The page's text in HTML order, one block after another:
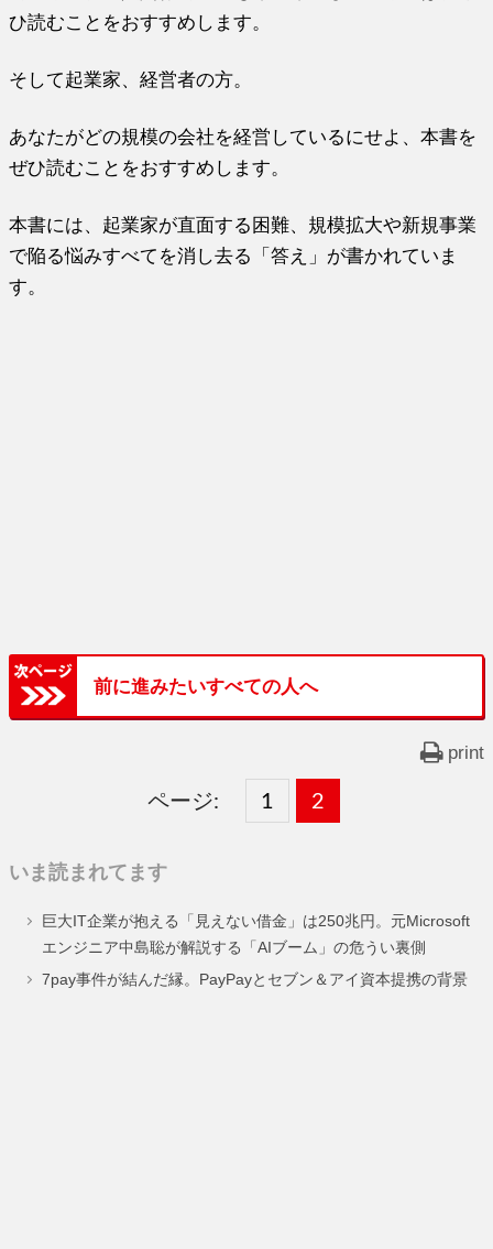
ひ読むことをおすすめします。
そして起業家、経営者の方。
あなたがどの規模の会社を経営しているにせよ、本書を
ぜひ読むことをおすすめします。
本書には、起業家が直面する困難、規模拡大や新規事業
で陥る悩みすべてを消し去る「答え」が書かれていま
す。
前に進みたいすべての人へ
print
ページ:
固
ー
ジ
1 ,
固
ー
ジ
2
いま読まれてます
巨大IT企業が抱える「見えない借金」は250兆円。元Microsoft
エンジニア中島聡が解説する「AIブーム」の危うい裏側
7pay事件が結んだ縁。PayPayとセブン＆アイ資本提携の背景